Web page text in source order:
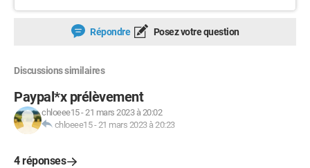
Répondre Posez votre question
Discussions similaires
Paypal*x prélèvement
chloeee15-21 mars 2023 à 20:02
chloeee15-21 mars 2023 à 20:23
4 réponses